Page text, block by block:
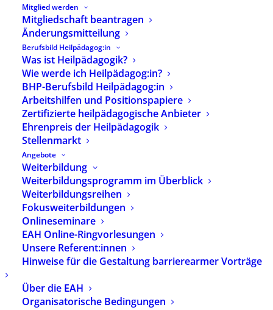
Mitglied werden
Mitgliedschaft beantragen
Änderungsmitteilung
Berufsbild Heilpädagog:in
Was ist Heilpädagogik?
Wie werde ich Heilpädagog:in?
BHP-Berufsbild Heilpädagog:in
Arbeitshilfen und Positionspapiere
Zertifizierte heilpädagogische Anbieter
Ehrenpreis der Heilpädagogik
Stellenmarkt
Angebote
Weiterbildung
Weiterbildungsprogramm im Überblick
Weiterbildungsreihen
Fokusweiterbildungen
Onlineseminare
EAH Online-Ringvorlesungen
Unsere Referent:innen
Hinweise für die Gestaltung barrierearmer Vorträge
Über die EAH
Organisatorische Bedingungen
Beruf
Media not available